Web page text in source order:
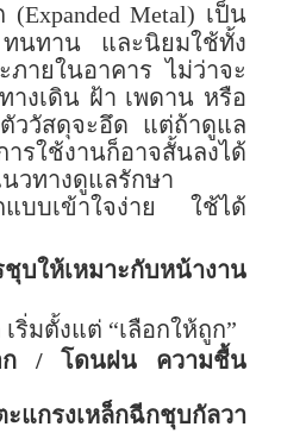
(Expanded Metal) เป็น
นทาน และนิยมใช้ทั้ง
ภายในอาคาร ไม่ว่าจะ
างเดิน ฝ้า เพดาน หรือ
ววัสดุจะอึด แต่ถ้าดูแล
รใช้งานก็อาจสั้นลงได้
วทางดูแลรักษา
แบบเข้าใจง่าย ใช้ได้
บให้เหมาะกับหน้างาน
ริ่มตั้งแต่ “เลือกให้ถูก”
ก / โดนฝน ความชื้น
ะแกรงเหล็กฉีกชุบกัลวา